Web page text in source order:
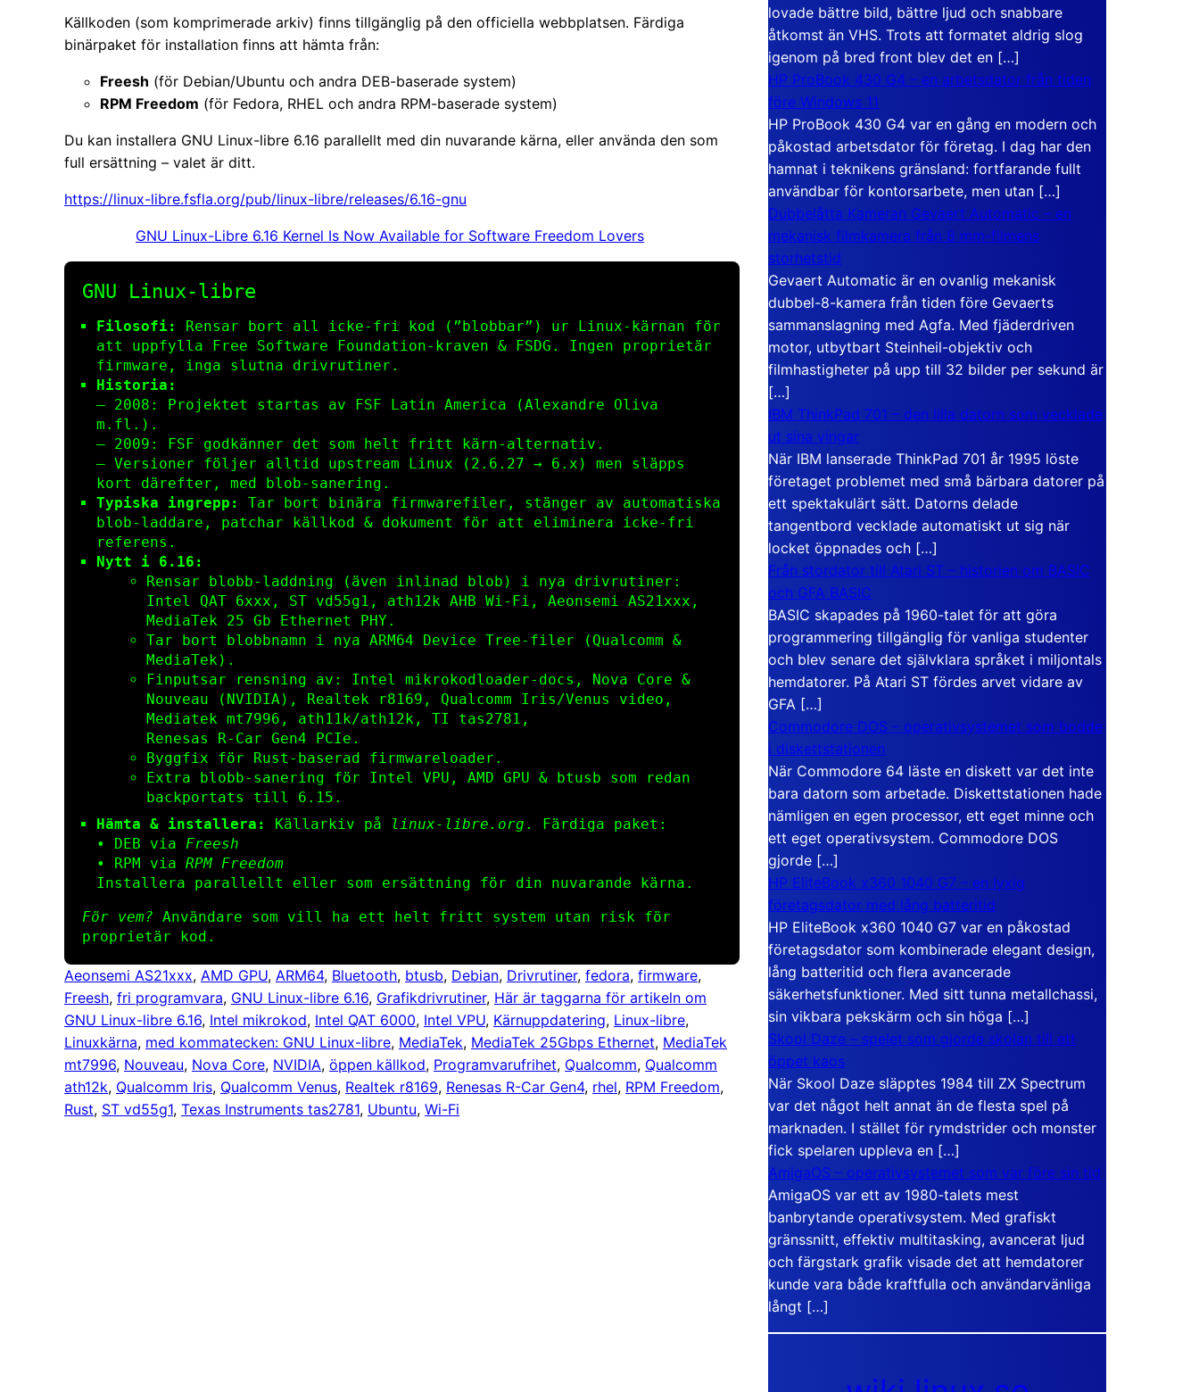
Källkoden (som komprimerade arkiv) finns tillgänglig på den officiella webbplatsen. Färdiga
binärpaket för installation finns att hämta från:
Freesh (för Debian/Ubuntu och andra DEB-baserade system)
RPM Freedom (för Fedora, RHEL och andra RPM-baserade system)
Du kan installera GNU Linux-libre 6.16 parallellt med din nuvarande kärna, eller använda den som
full ersättning – valet är ditt.
https://linux-libre.fsfla.org/pub/linux-libre/releases/6.16-gnu
GNU Linux-Libre 6.16 Kernel Is Now Available for Software Freedom Lovers
GNU Linux‑libre
Filosofi:
Rensar bort all icke‑fri kod (”blobbar”) ur Linux‑kärnan för
att uppfylla Free Software Foundation‑kraven & FSDG. Ingen proprietär
firmware, inga slutna drivrutiner.
Historia:
– 2008: Projektet startas av FSF Latin America (Alexandre Oliva
m.fl.).
– 2009: FSF godkänner det som helt fritt kärn‑alternativ.
– Versioner följer alltid upstream Linux ( 2.6.27 → 6.x ) men släpps
kort därefter, med blob‑sanering.
Typiska ingrepp:
Tar bort binära firmware­filer, stänger av automatiska
blob‑laddare, patchar källkod & dokument för att eliminera icke‑fri
referens.
Nytt i 6.16:
Rensar blobb‑laddning (även inlinad blob) i nya drivrutiner:
Intel QAT 6xxx, ST vd55g1, ath12k AHB Wi‑Fi, Aeonsemi AS21xxx,
MediaTek 25 Gb Ethernet PHY.
Tar bort blobbnamn i nya ARM64 Device Tree‑filer (Qualcomm &
MediaTek).
Finputsar rensning av: Intel mikrokod­loader‑docs, Nova Core &
Nouveau (NVIDIA), Realtek r8169, Qualcomm Iris/Venus video,
Mediatek mt7996, ath11k/ath12k, TI tas2781,
Renesas R‑Car Gen4 PCIe.
Byggfix för Rust‑baserad firmware­loader.
Extra blobb‑sanering för Intel VPU, AMD GPU & btusb som redan
backportats till 6.15.
Hämta & installera:
Källarkiv på linux-libre.org . Färdiga paket:
• DEB via Freesh
• RPM via RPM Freedom
Installera parallellt eller som ersättning för din nuvarande kärna.
För vem? Användare som vill ha ett helt fritt system utan risk för
proprietär kod.
Aeonsemi AS21xxx, AMD GPU, ARM64, Bluetooth, btusb, Debian, Drivrutiner, fedora, firmware
Freesh, fri programvara, GNU Linux-libre 6.16, Grafikdrivrutiner, Här är taggarna för artikeln om
GNU Linux-libre 6.16, Intel mikrokod, Intel QAT 6000, Intel VPU, Kärnuppdatering, Linux-libre
Linuxkärna, med kommatecken: GNU Linux-libre, MediaTek, MediaTek 25Gbps Ethernet, MediaTek
mt7996, Nouveau, Nova Core, NVIDIA, öppen källkod, Programvarufrihet, Qualcomm, Qualcomm
ath12k, Qualcomm Iris, Qualcomm Venus, Realtek r8169, Renesas R-Car Gen4, rhel, RPM Freedom
Rust, ST vd55g1, Texas Instruments tas2781, Ubuntu, Wi-Fi
lovade bättre bild, bättre ljud och snabbare
åtkomst än VHS. Trots att formatet aldrig slog
igenom på bred front blev det en […]
HP ProBook 430 G4 – en arbetsdator från tiden
före Windows 11
HP ProBook 430 G4 var en gång en modern och
påkostad arbetsdator för företag. I dag har den
hamnat i teknikens gränsland: fortfarande fullt
användbar för kontorsarbete, men utan […]
Dubbelåtta Kameran Gevaert Automatic – en
mekanisk filmkamera från 8 mm-filmens
storhetstid
Gevaert Automatic är en ovanlig mekanisk
dubbel-8-kamera från tiden före Gevaerts
sammanslagning med Agfa. Med fjäderdriven
motor, utbytbart Steinheil-objektiv och
filmhastigheter på upp till 32 bilder per sekund är
[…]
IBM ThinkPad 701 – den lilla datorn som vecklade
ut sina vingar
När IBM lanserade ThinkPad 701 år 1995 löste
företaget problemet med små bärbara datorer på
ett spektakulärt sätt. Datorns delade
tangentbord vecklade automatiskt ut sig när
locket öppnades och […]
Från stordator till Atari ST – historien om BASIC
och GFA BASIC
BASIC skapades på 1960-talet för att göra
programmering tillgänglig för vanliga studenter
och blev senare det självklara språket i miljontals
hemdatorer. På Atari ST fördes arvet vidare av
GFA […]
Commodore DOS – operativsystemet som bodde
i diskettstationen
När Commodore 64 läste en diskett var det inte
bara datorn som arbetade. Diskettstationen hade
nämligen en egen processor, ett eget minne och
ett eget operativsystem. Commodore DOS
gjorde […]
HP EliteBook x360 1040 G7 – en lyxig
företagsdator med lång batteritid
HP EliteBook x360 1040 G7 var en påkostad
företagsdator som kombinerade elegant design,
lång batteritid och flera avancerade
säkerhetsfunktioner. Med sitt tunna metallchassi,
sin vikbara pekskärm och sin höga […]
Skool Daze – spelet som gjorde skolan till ett
öppet kaos
När Skool Daze släpptes 1984 till ZX Spectrum
var det något helt annat än de flesta spel på
marknaden. I stället för rymdstrider och monster
fick spelaren uppleva en […]
AmigaOS – operativsystemet som var före sin tid
AmigaOS var ett av 1980-talets mest
banbrytande operativsystem. Med grafiskt
gränssnitt, effektiv multitasking, avancerat ljud
och färgstark grafik visade det att hemdatorer
kunde vara både kraftfulla och användarvänliga
långt […]